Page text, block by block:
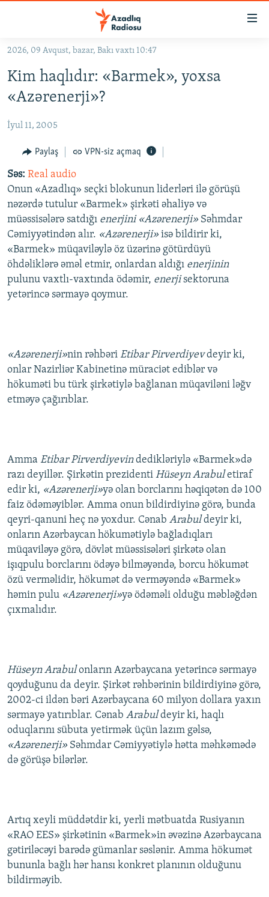
Əsas
qayıt
Əsas
qayıt
KORRUPSIOMETR
#ƏSLINDƏ
FƏRQƏ BAX
QANUNI DOĞRU
ARAŞDIRMA
MULTIMEDIA
VIDEO
FOTOQALEREYA
İNFOQRAFIKA
RADIO ARXIV
OXU ZALI
AZƏRBAYCAN ƏDƏBIYYATI KITABXANASI
İSLAM VƏ DEMOKRATIYA
HAQQIMIZDA
MISSIYAMIZ
PEŞƏ ETIKASI VƏ JURNALISTIKA STANDARTLARIMIZ
BIZIMLƏ ƏLAQƏ
XƏBƏR BÜLLETENLƏRIMIZ
BIZI IZLƏ
RFE/RL-in bütün saytları
2026, 09 Avqust, bazar, Bakı vaxtı 10:47
Kim haqlıdır: «Barmek», yoxsa
«Azərenerji»?
İyul 11, 2005
Paylaş VPN-siz açmaq
Səs: Real audio
Onun «Azadlıq» seçki blokunun liderləri ilə görüşü
nəzərdə tutulur «Barmek» şirkəti əhaliyə və
müəssisələrə satdığı enerjini «Azərenerji» Səhmdar
Cəmiyyətindən alır. «Azərenerji» isə bildirir ki,
«Barmek» müqaviləylə öz üzərinə götürdüyü
öhdəliklərə əməl etmir, onlardan aldığı enerjinin
pulunu vaxtlı-vaxtında ödəmir, enerjisektoruna
yetərincə sərmayə qoymur.
«Azərenerji»nin rəhbəri Etibar Pirverdiyevdeyir ki,
onlar Nazirliər Kabinetinə müraciət ediblər və
hökuməti bu türk şirkətiylə bağlanan müqaviləni ləğv
etməyə çağırıblar.
Amma Etibar Pirverdiyevindedikləriylə «Barmek»də
razı deyillər. Şirkətin prezidenti Hüseyn Arabuletiraf
edir ki, «Azərenerji»yə olan borclarını həqiqətən də 100
faiz ödəməyiblər. Amma onun bildirdiyinə görə, bunda
qeyri-qanuni heç nə yoxdur. Cənab Arabuldeyir ki,
onların Azərbaycan hökumətiylə bağladıqları
müqaviləyə görə, dövlət müəssisələri şirkətə olan
işıqpulu borclarını ödəyə bilməyəndə, borcu hökumət
özü verməlidir, hökumət də verməyəndə «Barmek»
həmin pulu «Azərenerji»yə ödəməli olduğu məbləğdən
çıxmalıdır.
Hüseyn Arabulonların Azərbaycana yetərincə sərmayə
qoyduğunu da deyir. Şirkət rəhbərinin bildirdiyinə görə,
2002-ci ildən bəri Azərbaycana 60 milyon dollara yaxın
sərmayə yatırıblar. Cənab Arabuldeyir ki, haqlı
oduqlarını sübuta yetirmək üçün lazım gəlsə,
«Azərenerji» Səhmdar Cəmiyyətiylə hətta məhkəmədə
də görüşə bilərlər.
Artıq xeyli müddətdir ki, yerli mətbuatda Rusiyanın
«RAO EES» şirkətinin «Barmek»in əvəzinə Azərbaycana
gətiriləcəyi barədə gümanlar səslənir. Amma hökumət
bununla bağlı hər hansı konkret planının olduğunu
bildirməyib.